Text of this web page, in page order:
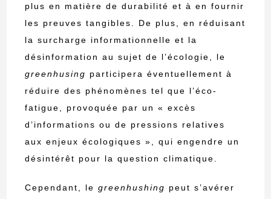
plus en matière de durabilité et à en fournir
les preuves tangibles. De plus, en réduisant
la surcharge informationnelle et la
désinformation au sujet de l’écologie, le
greenhusing participera éventuellement à
réduire des phénomènes tel que l’éco-
fatigue, provoquée par un « excès
d’informations ou de pressions relatives
aux enjeux écologiques », qui engendre un
désintérêt pour la question climatique.
Cependant, legreenhushing peut s’avérer